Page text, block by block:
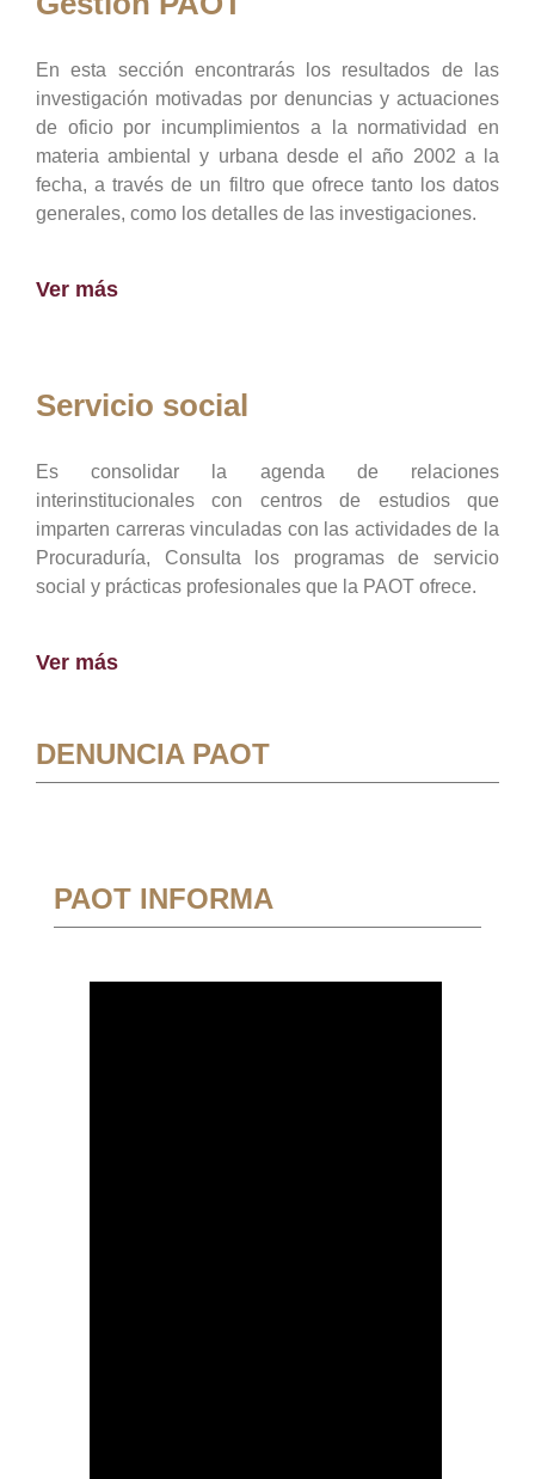
En esta sección encontrarás los resultados de las
investigación motivadas por denuncias y actuaciones
de oficio por incumplimientos a la normatividad en
materia ambiental y urbana desde el año 2002 a la
fecha, a través de un filtro que ofrece tanto los datos
generales, como los detalles de las investigaciones.
Ver más
Servicio social
Es consolidar la agenda de relaciones
interinstitucionales con centros de estudios que
imparten carreras vinculadas con las actividades de la
Procuraduría, Consulta los programas de servicio
social y prácticas profesionales que la PAOT ofrece.
Ver más
DENUNCIA PAOT
PAOT INFORMA